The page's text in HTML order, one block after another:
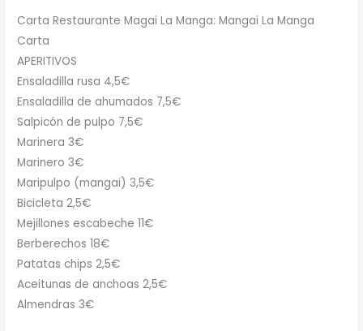
Carta Restaurante Magai La Manga: Mangai La Manga
Carta
APERITIVOS
Ensaladilla rusa 4,5€
Ensaladilla de ahumados 7,5€
Salpicón de pulpo 7,5€
Marinera 3€
Marinero 3€
Maripulpo (mangai) 3,5€
Bicicleta 2,5€
Mejillones escabeche 11€
Berberechos 18€
Patatas chips 2,5€
Aceitunas de anchoas 2,5€
Almendras 3€